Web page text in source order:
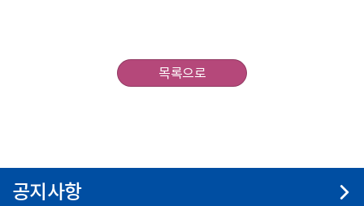
목록으로
공지사항